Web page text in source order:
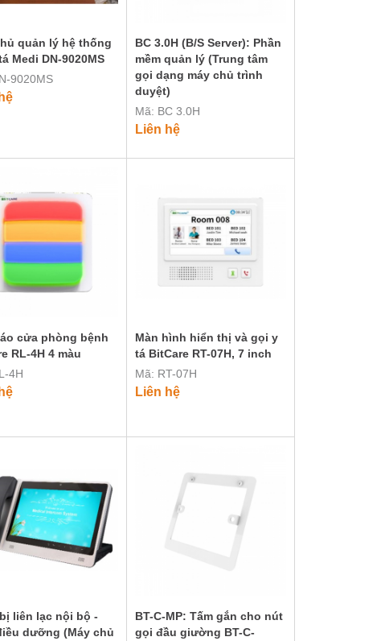
quản lý hệ thống
Medi DN-9020MS
9020MS
BC 3.0H (B/S Server): Phần
mềm quản lý (Trung tâm
gọi dạng máy chủ trình
duyệt)
Mã: BC 3.0H
Liên hệ
cửa phòng bệnh
RL-4H 4 màu
4H
Màn hình hiển thị và gọi y
tá BitCare RT-07H, 7 inch
Mã: RT-07H
Liên hệ
liên lạc nội bộ -
dưỡng (Máy chủ
BT-C-MP: Tấm gắn cho nút
gọi đầu giường BT-C-